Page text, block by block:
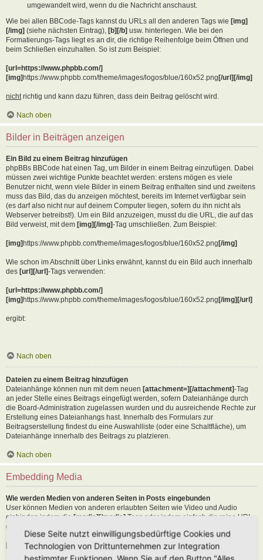
umgewandelt wird, wenn du die Nachricht anschaust.
Wie bei allen BBCode-Tags kannst du URLs all den anderen Tags wie [img]
[/img] (siehe nächsten Eintrag), [b][/b] usw. hinterlegen. Wie bei den
Formatierungs-Tags liegt es an dir, die richtige Reihenfolge beim Öffnen und
beim Schließen einzuhalten. So ist zum Beispiel:
[url=https://www.phpbb.com/]
[img]https://www.phpbb.com/theme/images/logos/blue/160x52.png[/url][/img]
nicht richtig und kann dazu führen, dass dein Beitrag gelöscht wird.
Nach oben
Bilder in Beiträgen anzeigen
Ein Bild zu einem Beitrag hinzufügen
phpBBs BBCode hat einen Tag, um Bilder in einem Beitrag einzufügen. Dabei
müssen zwei wichtige Punkte beachtet werden: erstens mögen es viele
Benutzer nicht, wenn viele Bilder in einem Beitrag enthalten sind und zweitens
muss das Bild, das du anzeigen möchtest, bereits im Internet verfügbar sein
(es darf also nicht nur auf deinem Computer liegen, sofern du ihn nicht als
Webserver betreibst!). Um ein Bild anzuzeigen, musst du die URL, die auf das
Bild verweist, mit dem [img][/img]-Tag umschließen. Zum Beispiel:
[img]https://www.phpbb.com/theme/images/logos/blue/160x52.png[/img]
Wie schon im Abschnitt über Links erwähnt, kannst du ein Bild auch innerhalb
des [url][/url]-Tags verwenden:
[url=https://www.phpbb.com/]
[img]https://www.phpbb.com/theme/images/logos/blue/160x52.png[/img][/url]
ergibt:
Nach oben
Dateien zu einem Beitrag hinzufügen
Dateianhänge können nun mit dem neuen [attachment=][/attachment]-Tag
an jeder Stelle eines Beitrags eingefügt werden, sofern Dateianhänge durch
die Board-Administration zugelassen wurden und du ausreichende Rechte zur
Erstellung eines Dateianhangs hast. Innerhalb des Formulars zur
Beitragserstellung findest du eine Auswahlliste (oder eine Schaltfläche), um
Dateianhänge innerhalb des Beitrags zu platzieren.
Nach oben
Embedding Media
Wie werden Medien von anderen Seiten in Posts eingebunden
User können Medien von anderen erlaubten Seiten wie Video und Audio
einbinden indem die [media][/media] Tags oder indem einfach die reine URL
der erlaubten Seite in den Text kopiert wird. Als Beispiel:
[media]https://youtu.be/Ne18ZQ7LLI0[/media]
Diese Seite nutzt einwilligungsbedürftige Cookies und
Technologien von Drittunternehmen zur Integration